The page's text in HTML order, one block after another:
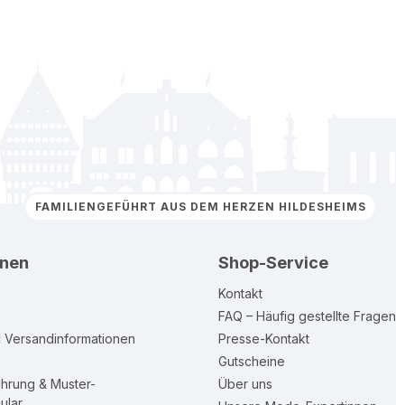
FAMILIENGEFÜHRT AUS DEM HERZEN HILDESHEIMS
Versandinformationen
& Muster-
Shop-Service
Kontakt
FAQ – Häufig gestellte Fragen
Presse-Kontakt
Gutscheine
Über uns